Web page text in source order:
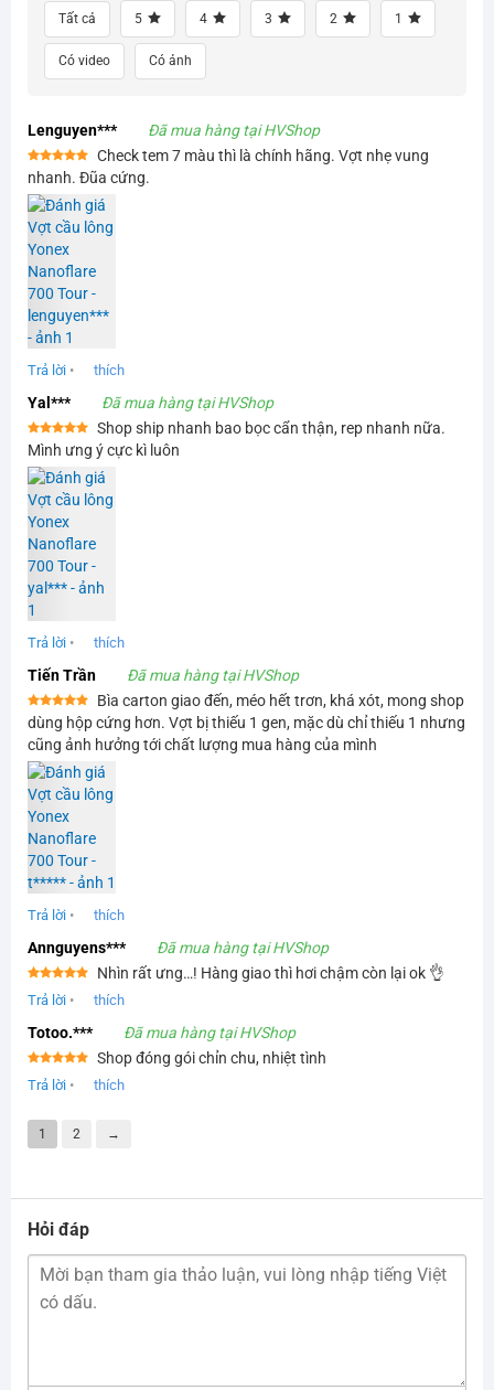
Tất cả 5 4 3 2 1
Có video Có ảnh
Lenguyen*** Đã mua hàng tại HVShop
Được xếp
hạng55
sao
Check tem 7 màu thì là chính hãng. Vợt nhẹ vung
nhanh. Đũa cứng.
Trả lời • thích
Yal*** Đã mua hàng tại HVShop
Được xếp
hạng5 5
sao
Shop ship nhanh bao bọc cẩn thận, rep nhanh nữa.
Mình ưng ý cực kì luôn
Trả lời • thích
Tiến Trần Đã mua hàng tại HVShop
Được xếp
hạng5 5
sao
Bìa carton giao đến, méo hết trơn, khá xót, mong shop
dùng hộp cứng hơn. Vợt bị thiếu 1 gen, mặc dù chỉ thiếu 1 nhưng
cũng ảnh hưởng tới chất lượng mua hàng của mình
Trả lời • thích
Annguyens*** Đã mua hàng tại HVShop
Được xếp
hạng55
Nhìn rất ưng…! Hàng giao thì hơi chậm còn lại ok 👌
Trả lời • thích
Totoo.*** Đã mua hàng tại HVShop
Được xếp
hạng55
Shop đóng gói chỉn chu, nhiệt tình
Trả lời • thích
1 2 →
Hỏi đáp